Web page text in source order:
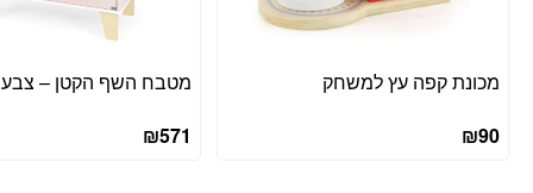
מכונת קפה עץ למשחק
₪90
מטבח השף הקטן – צבע
₪571